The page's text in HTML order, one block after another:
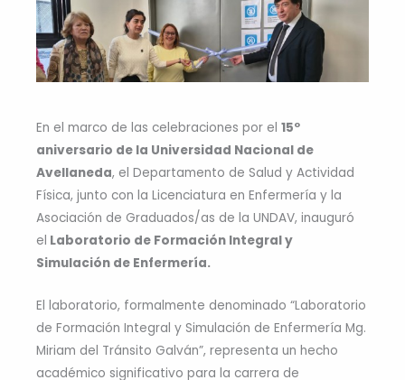
En el marco de las celebraciones por el 15º
aniversario de la Universidad Nacional de
Avellaneda, el Departamento de Salud y Actividad
Física, junto con la Licenciatura en Enfermería y la
Asociación de Graduados/as de la UNDAV, inauguró
el Laboratorio de Formación Integral y
Simulación de Enfermería.
El laboratorio, formalmente denominado “Laboratorio
de Formación Integral y Simulación de Enfermería Mg.
Miriam del Tránsito Galván”, representa un hecho
académico significativo para la carrera de